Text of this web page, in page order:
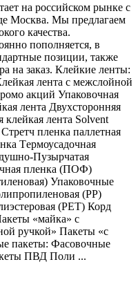
на российском рынке с
Москва. Мы предлагаем
качества.
пополняется, в
позиции, также
на заказ. Клейкие ленты:
лента с межслойной
акций Упаковочная
лента Двухсторонняя
клейкая лента Solvent
пленка паллетная
Tермоусадочная
Пузырчатая
пленка (ПОФ)
Упаковочные
(PP)
(PET) Корд
«майка» с
ручкой» Пакеты «с
пакеты: Фасовочные
ПВД Поли ...